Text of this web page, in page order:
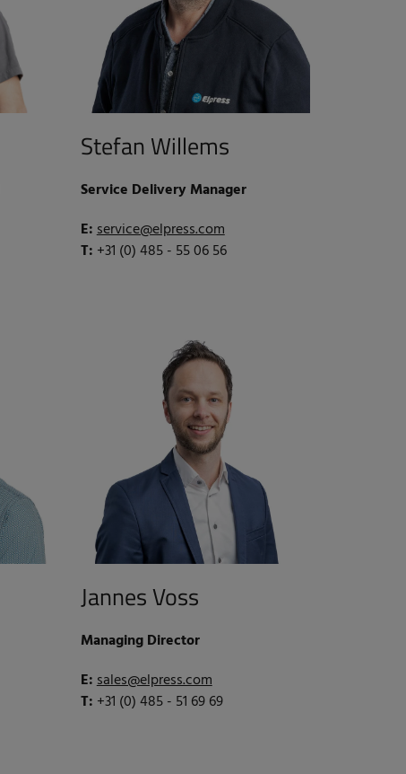
Stefan Willems
Service Delivery Manager
E:service@elpress.com
T: +31 (0) 485 - 55 06 56
Jannes Voss
Managing Director
E:sales@elpress.com
T: +31 (0) 485 - 51 69 69